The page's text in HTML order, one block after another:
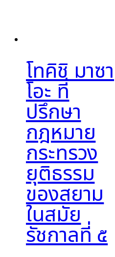
โทคิชิ มาซา
โอะ ที่
ปรึกษา
กฎหมาย
กระทรวง
ยุติธรรม
ของสยาม
ในสมัย
รัชกาลที่ ๕